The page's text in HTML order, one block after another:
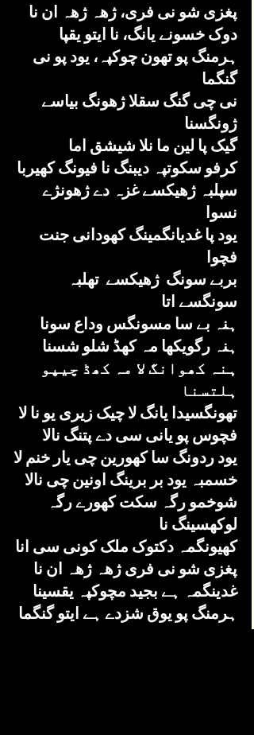
پغزی شو نی فری، ژھہ ژھہ ان نا
دوک خسونے یانگ، نا ایتو یقپا
ہرمنگ پو تھون چوکپہ، یود پو نی
گنگما
نی چی گنگ سقلا ژھونگ بیاسے
ژونگسنا
گیک پا لین ما نلا شیشق اما
کرفو سکوتپہ دیبنگ نا فیونگ کھیربا
سپلبہ ژھیکسے غزہ دے ژھونژے
نسوا
یود پا غدیانگمینگ کھودانی جنت
فچوا
بربے سونگ  ژھیکسے  تھلبہ
سونگسے اتا
ہنہ بے سا مسونگس وداع سونا
ہنہ رگویکھا مہ کھڈ شلو شسنا
ہنہ کھوانگ لا مہ کھڈ چیپو
ہلتسنا
تھونگسیدا یانگ لا چیک زیری یو نا لا
فچوس پو یانی سی دے پتنگ نالا
یود ردونگ سا کھورین چی یار خنم لا
خسمبہ یود بر برینگ اونین چی نالا
شوخمو رگہ سکت کھورے رگہ
لوکھسینگ نا
کھیونگمہ دکتوک ملک کونی سی انا
پغزی شو نی فری ژھہ ژھہ ان نا
غدینگمہ ہے بجید مچوکپہ یقسینا
ہرمنگ پو یوق شزدے ہے ایتو گنگما